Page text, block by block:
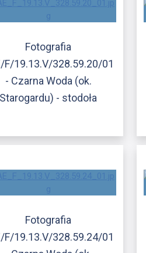
Fotografia
F/19.13.V/328.59.20/01
- Czarna Woda (ok.
Starogardu) - stodoła
Fotografia
F/19.13.V/328.59.24/01